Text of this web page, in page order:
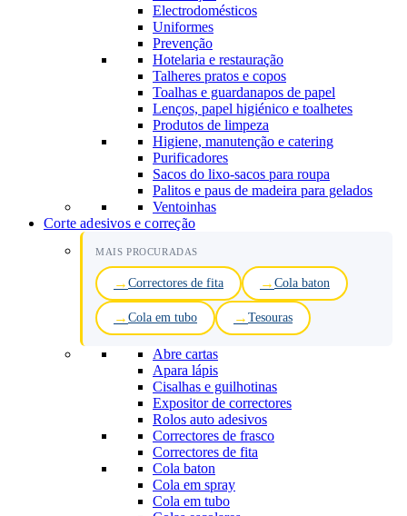
Electrodomésticos
Uniformes
Prevenção
Hotelaria e restauração
Talheres pratos e copos
Toalhas e guardanapos de papel
Lenços, papel higiénico e toalhetes
Produtos de limpeza
Higiene, manutenção e catering
Purificadores
Sacos do lixo-sacos para roupa
Palitos e paus de madeira para gelados
Ventoinhas
Corte adesivos e correção
MAIS PROCURADAS
Correctores de fita Cola baton
Cola em tubo Tesouras
Abre cartas
Apara lápis
Cisalhas e guilhotinas
Expositor de correctores
Rolos auto adesivos
Correctores de frasco
Correctores de fita
Cola baton
Cola em spray
Cola em tubo